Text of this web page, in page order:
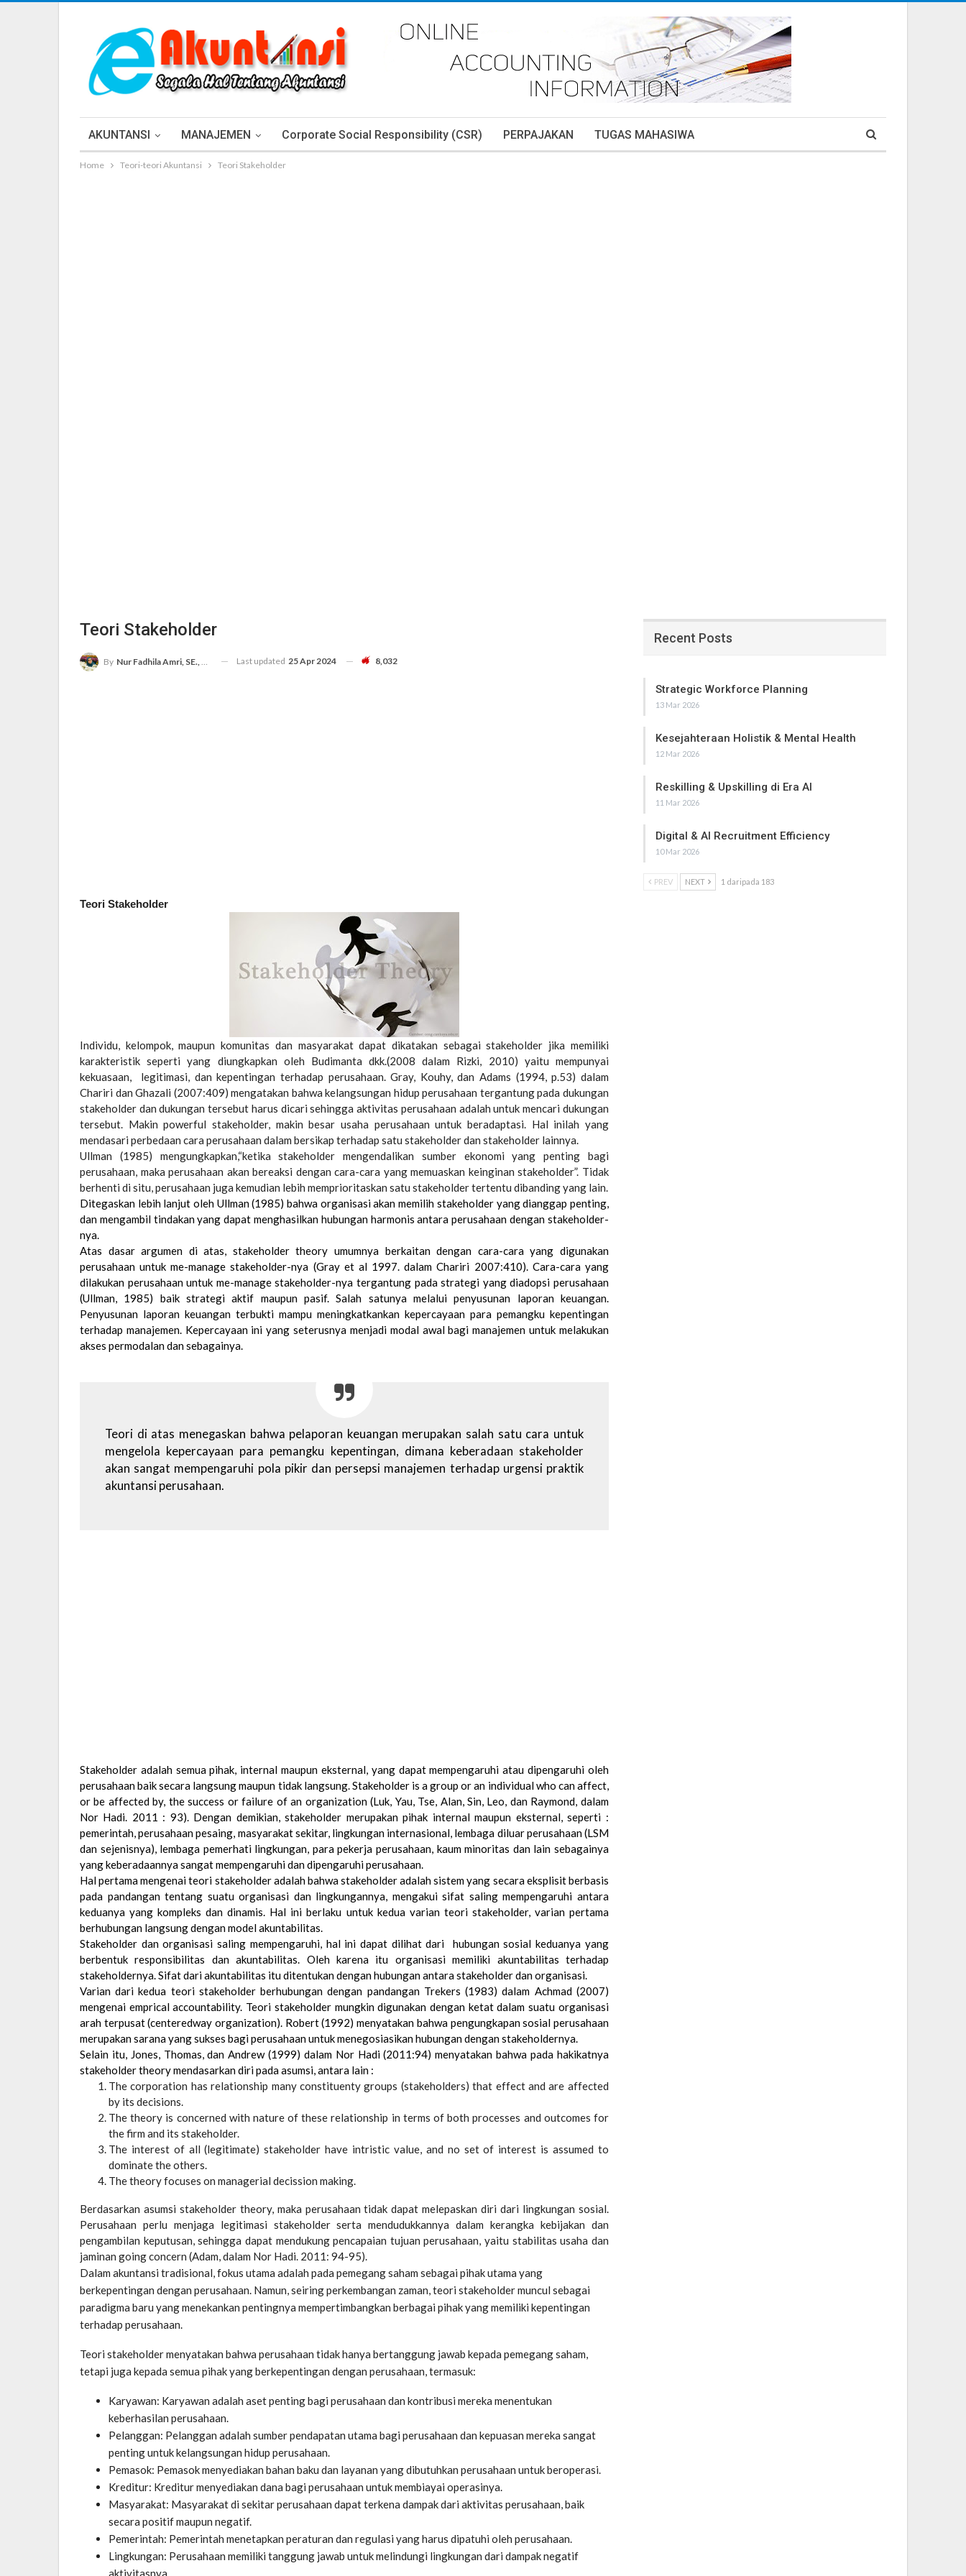
AKUNTANSI MANAJEMEN Corporate Social Responsibility (CSR) PERPAJAKAN TUGAS MAHASIWA
Home Teori-teori Akuntansi Teori Stakeholder
Teori Stakeholder
By Nur Fadhila Amri, SE., Ak., M.Si Last updated 25 Apr 2024 8,032
Teori Stakeholder
Individu, kelompok, maupun komunitas dan masyarakat dapat dikatakan sebagai stakeholder jika memiliki
karakteristik seperti yang diungkapkan oleh Budimanta dkk.(2008 dalam Rizki, 2010) yaitu mempunyai
kekuasaan, legitimasi, dan kepentingan terhadap perusahaan. Gray, Kouhy, dan Adams (1994, p.53) dalam
Chariri dan Ghazali (2007:409) mengatakan bahwa kelangsungan hidup perusahaan tergantung pada dukungan
stakeholder dan dukungan tersebut harus dicari sehingga aktivitas perusahaan adalah untuk mencari dukungan
tersebut. Makin powerful stakeholder, makin besar usaha perusahaan untuk beradaptasi. Hal inilah yang
mendasari perbedaan cara perusahaan dalam bersikap terhadap satu stakeholder dan stakeholder lainnya.
Ullman (1985) mengungkapkan,“ketika stakeholder mengendalikan sumber ekonomi yang penting bagi
perusahaan, maka perusahaan akan bereaksi dengan cara-cara yang memuaskan keinginan stakeholder”. Tidak
berhenti di situ, perusahaan juga kemudian lebih memprioritaskan satu stakeholder tertentu dibanding yang lain.
Ditegaskan lebih lanjut oleh Ullman (1985) bahwa organisasi akan memilih stakeholder yang dianggap penting,
dan mengambil tindakan yang dapat menghasilkan hubungan harmonis antara perusahaan dengan stakeholder-
nya.
Atas dasar argumen di atas, stakeholder theory umumnya berkaitan dengan cara-cara yang digunakan
perusahaan untuk me-manage stakeholder-nya (Gray et al 1997. dalam Chariri 2007:410). Cara-cara yang
dilakukan perusahaan untuk me-manage stakeholder-nya tergantung pada strategi yang diadopsi perusahaan
(Ullman, 1985) baik strategi aktif maupun pasif. Salah satunya melalui penyusunan laporan keuangan.
Penyusunan laporan keuangan terbukti mampu meningkatkankan kepercayaan para pemangku kepentingan
terhadap manajemen. Kepercayaan ini yang seterusnya menjadi modal awal bagi manajemen untuk melakukan
akses permodalan dan sebagainya.
Teori di atas menegaskan bahwa pelaporan keuangan merupakan salah satu cara untuk
mengelola kepercayaan para pemangku kepentingan, dimana keberadaan stakeholder
akan sangat mempengaruhi pola pikir dan persepsi manajemen terhadap urgensi praktik
akuntansi perusahaan.
Stakeholder adalah semua pihak, internal maupun eksternal, yang dapat mempengaruhi atau dipengaruhi oleh
perusahaan baik secara langsung maupun tidak langsung. Stakeholder is a group or an individual who can affect,
or be affected by, the success or failure of an organization (Luk, Yau, Tse, Alan, Sin, Leo, dan Raymond, dalam
Nor Hadi. 2011 : 93). Dengan demikian, stakeholder merupakan pihak internal maupun eksternal, seperti :
pemerintah, perusahaan pesaing, masyarakat sekitar, lingkungan internasional, lembaga diluar perusahaan (LSM
dan sejenisnya), lembaga pemerhati lingkungan, para pekerja perusahaan, kaum minoritas dan lain sebagainya
yang keberadaannya sangat mempengaruhi dan dipengaruhi perusahaan.
Hal pertama mengenai teori stakeholder adalah bahwa stakeholder adalah sistem yang secara eksplisit berbasis
pada pandangan tentang suatu organisasi dan lingkungannya, mengakui sifat saling mempengaruhi antara
keduanya yang kompleks dan dinamis. Hal ini berlaku untuk kedua varian teori stakeholder, varian pertama
berhubungan langsung dengan model akuntabilitas.
Stakeholder dan organisasi saling mempengaruhi, hal ini dapat dilihat dari hubungan sosial keduanya yang
berbentuk responsibilitas dan akuntabilitas. Oleh karena itu organisasi memiliki akuntabilitas terhadap
stakeholdernya. Sifat dari akuntabilitas itu ditentukan dengan hubungan antara stakeholder dan organisasi.
Varian dari kedua teori stakeholder berhubungan dengan pandangan Trekers (1983) dalam Achmad (2007)
mengenai emprical accountability. Teori stakeholder mungkin digunakan dengan ketat dalam suatu organisasi
arah terpusat (centeredway organization). Robert (1992) menyatakan bahwa pengungkapan sosial perusahaan
merupakan sarana yang sukses bagi perusahaan untuk menegosiasikan hubungan dengan stakeholdernya.
Selain itu, Jones, Thomas, dan Andrew (1999) dalam Nor Hadi (2011:94) menyatakan bahwa pada hakikatnya
stakeholder theory mendasarkan diri pada asumsi, antara lain :
The corporation has relationship many constituenty groups (stakeholders) that effect and are affected
by its decisions.
The theory is concerned with nature of these relationship in terms of both processes and outcomes for
the firm and its stakeholder.
The interest of all (legitimate) stakeholder have intristic value, and no set of interest is assumed to
dominate the others.
The theory focuses on managerial decission making.
Berdasarkan asumsi stakeholder theory, maka perusahaan tidak dapat melepaskan diri dari lingkungan sosial.
Perusahaan perlu menjaga legitimasi stakeholder serta mendudukkannya dalam kerangka kebijakan dan
pengambilan keputusan, sehingga dapat mendukung pencapaian tujuan perusahaan, yaitu stabilitas usaha dan
jaminan going concern (Adam, dalam Nor Hadi. 2011: 94-95).
Dalam akuntansi tradisional, fokus utama adalah pada pemegang saham sebagai pihak utama yang
berkepentingan dengan perusahaan. Namun, seiring perkembangan zaman, teori stakeholder muncul sebagai
paradigma baru yang menekankan pentingnya mempertimbangkan berbagai pihak yang memiliki kepentingan
terhadap perusahaan.
Teori stakeholder menyatakan bahwa perusahaan tidak hanya bertanggung jawab kepada pemegang saham,
tetapi juga kepada semua pihak yang berkepentingan dengan perusahaan, termasuk:
Karyawan: Karyawan adalah aset penting bagi perusahaan dan kontribusi mereka menentukan
keberhasilan perusahaan.
Pelanggan: Pelanggan adalah sumber pendapatan utama bagi perusahaan dan kepuasan mereka sangat
penting untuk kelangsungan hidup perusahaan.
Pemasok: Pemasok menyediakan bahan baku dan layanan yang dibutuhkan perusahaan untuk beroperasi.
Kreditur: Kreditur menyediakan dana bagi perusahaan untuk membiayai operasinya.
Masyarakat: Masyarakat di sekitar perusahaan dapat terkena dampak dari aktivitas perusahaan, baik
secara positif maupun negatif.
Pemerintah: Pemerintah menetapkan peraturan dan regulasi yang harus dipatuhi oleh perusahaan.
Lingkungan: Perusahaan memiliki tanggung jawab untuk melindungi lingkungan dari dampak negatif
aktivitasnya.
Recent Posts
Strategic Workforce Planning
13 Mar 2026
Kesejahteraan Holistik & Mental Health
12 Mar 2026
Reskilling & Upskilling di Era AI
11 Mar 2026
Digital & AI Recruitment Efficiency
10 Mar 2026
PREV NEXT 1 daripada 183